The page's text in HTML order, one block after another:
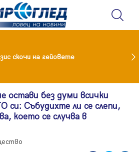
скочи на гейовете
остави без думи всички
си: Събудихте ли се слепи,
което се случва в